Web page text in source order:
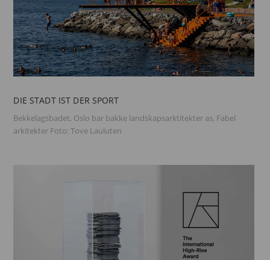
DIE STADT IST DER SPORT
Bekkelagsbadet, Oslo bar bakke landskapsarktitekter as, Fabel
arkitekter Foto: Tove Lauluten